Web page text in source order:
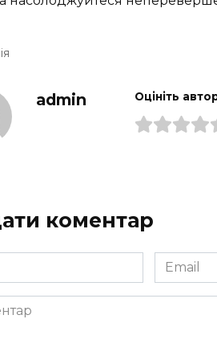
admin Оцініть
коментар
Email
*